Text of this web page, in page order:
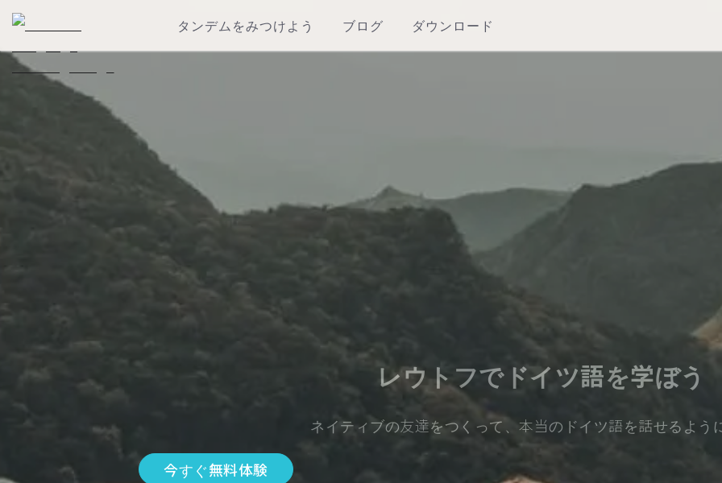
タンデムをみつけよう ブログ ダウンロード
レウトフでドイツ語を学ぼう
ネイティブの友達をつくって、本当のドイツ語を話せるよう
今すぐ無料体験